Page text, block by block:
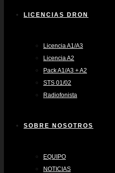
LICENCIAS DRON
Licencia A1/A3
Licencia A2
Pack A1/A3 + A2
STS 01/02
Radiofonista
SOBRE NOSOTROS
EQUIPO
NOTICIAS